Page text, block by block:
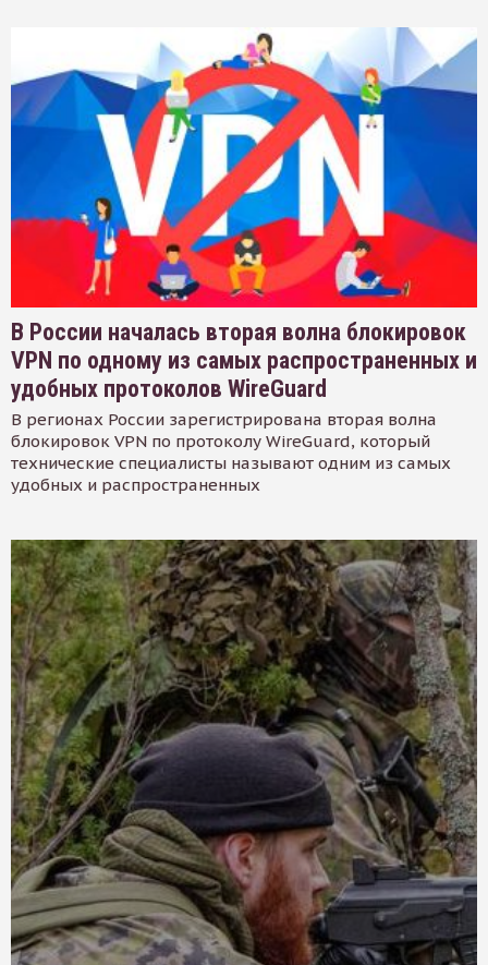
В России началась вторая волна блокировок
VPN по одному из самых распространенных и
удобных протоколов WireGuard
В регионах России зарегистрирована вторая волна
блокировок VPN по протоколу WireGuard, который
технические специалисты называют одним из самых
удобных и распространенных